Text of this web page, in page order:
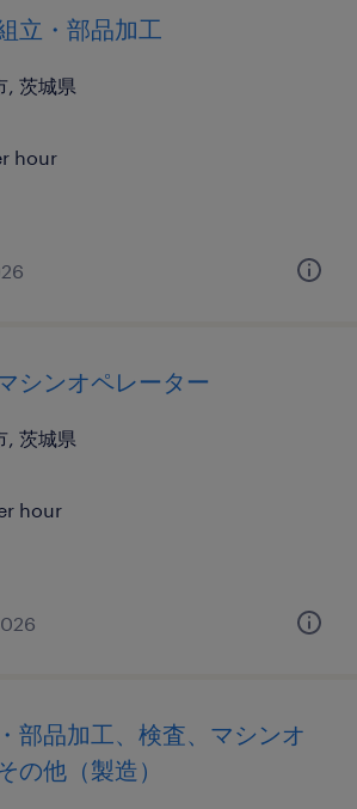
立・部品加工
, 茨城県
hour
シンオペレーター
, 茨城県
hour
部品加工、検査、マシンオ
の他（製造）